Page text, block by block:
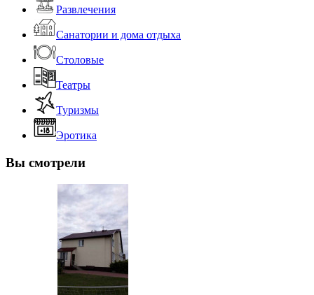
Развлечения
Санатории и дома отдыха
Столовые
Театры
Туризмы
Эротика
Вы смотрели